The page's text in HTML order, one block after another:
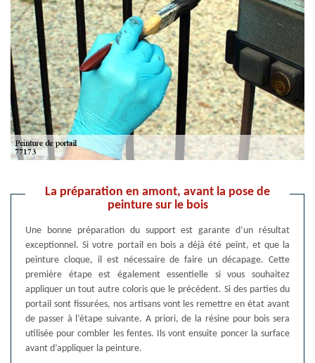
La préparation en amont, avant la pose de
peinture sur le bois
Une bonne préparation du support est garante d’un résultat
exceptionnel. Si votre portail en bois a déjà été peint, et que la
peinture cloque, il est nécessaire de faire un décapage. Cette
première étape est également essentielle si vous souhaitez
appliquer un tout autre coloris que le précédent. Si des parties du
portail sont fissurées, nos artisans vont les remettre en état avant
de passer à l’étape suivante. A priori, de la résine pour bois sera
utilisée pour combler les fentes. Ils vont ensuite poncer la surface
avant d’appliquer la peinture.